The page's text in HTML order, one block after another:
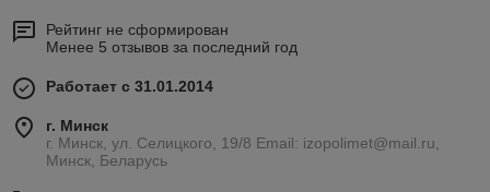
Рейтинг не сформирован
Менее 5 отзывов за последний год
Работает с 31.01.2014
г. Минск
г. Минск, ул. Селицкого, 19/8 Email: izopolimet@mail.ru,
Минск, Беларусь